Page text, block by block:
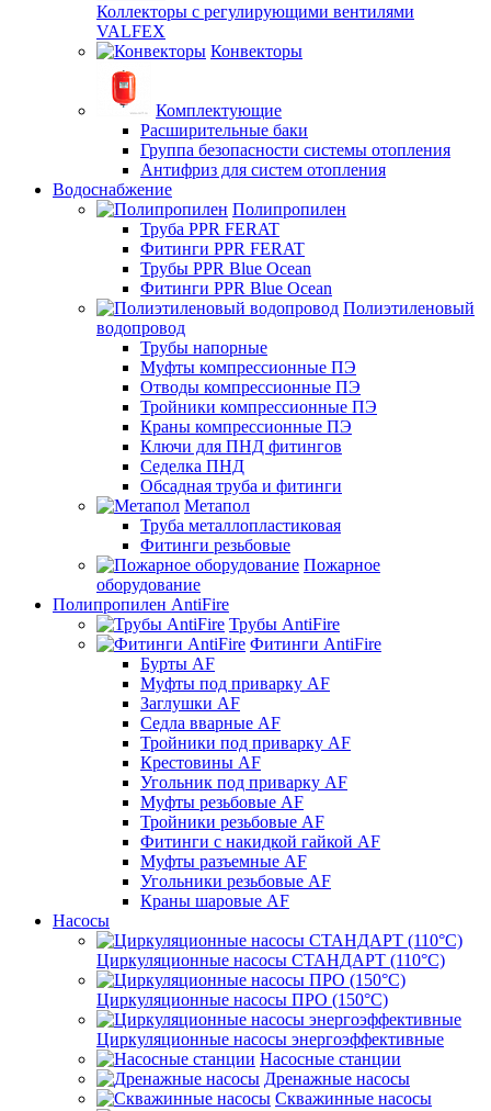
Коллекторы с регулирующими вентилями
VALFEX
Конвекторы
Комплектующие
Расширительные баки
Группа безопасности системы отопления
Антифриз для систем отопления
Водоснабжение
Полипропилен
Труба PPR FERAT
Фитинги PPR FERAT
Трубы PPR Blue Ocean
Фитинги PPR Blue Ocean
Полиэтиленовый
водопровод
Трубы напорные
Муфты компрессионные ПЭ
Отводы компрессионные ПЭ
Тройники компрессионные ПЭ
Краны компрессионные ПЭ
Ключи для ПНД фитингов
Седелка ПНД
Обсадная труба и фитинги
Метапол
Труба металлопластиковая
Фитинги резьбовые
Пожарное
оборудование
Полипропилен AntiFire
Трубы AntiFire
Фитинги AntiFire
Бурты AF
Муфты под приварку AF
Заглушки AF
Седла вварные AF
Тройники под приварку AF
Крестовины AF
Угольник под приварку AF
Муфты резьбовые AF
Тройники резьбовые AF
Фитинги с накидкой гайкой AF
Муфты разъемные AF
Угольники резьбовые AF
Краны шаровые AF
Насосы
Циркуляционные насосы СТАНДАРТ (110°C)
Циркуляционные насосы ПРО (150°C)
Циркуляционные насосы энергоэффективные
Насосные станции
Дренажные насосы
Скважинные насосы